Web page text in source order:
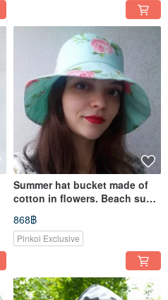
Summer hat bucket made of
cotton in flowers. Beach sun
hat for women. Hat in ros
868฿
Pinkoi Exclusive